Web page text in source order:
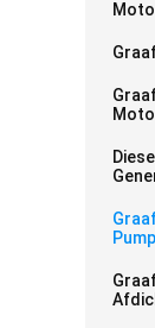
Diesel
Pump